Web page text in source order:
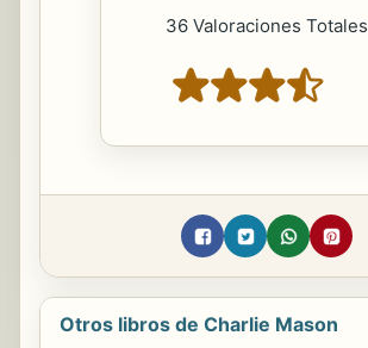
36 Valoraciones Totales
Otros libros de Charlie Mason